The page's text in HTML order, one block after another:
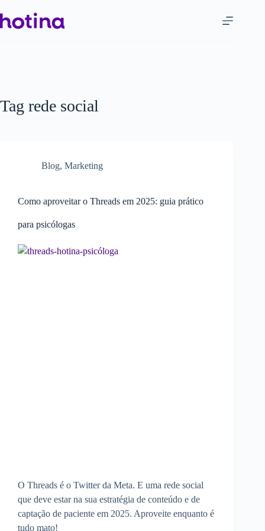
Tag rede social
Blog, Marketing
Como aproveitar o Threads em 2025: guia prático
para psicólogas
O Threads é o Twitter da Meta. E uma rede social
que deve estar na sua estratégia de conteúdo e de
captação de paciente em 2025. Aproveite enquanto é
tudo mato!